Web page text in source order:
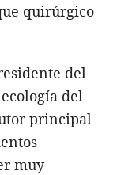
quirúrgico
del
del
principal
muy